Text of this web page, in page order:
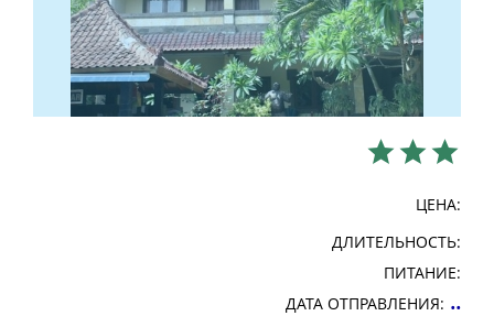
ЦЕНА:
ДЛИТЕЛЬНОСТЬ:
ПИТАНИЕ:
ДАТА ОТПРАВЛЕНИЯ: ..